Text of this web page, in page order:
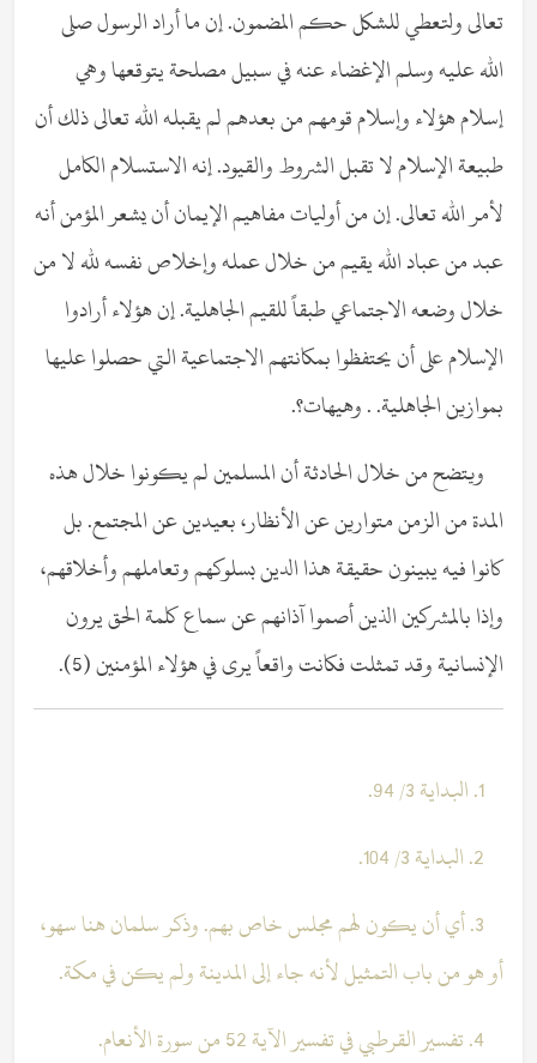
تعالى ولتعطي للشكل حكم المضمون. إن ما أراد الرسول صلى
الله عليه وسلم الإغضاء عنه في سبيل مصلحة يتوقعها وهي
إسلام هؤلاء وإسلام قومهم من بعدهم لم يقبله الله تعالى ذلك أن
طبيعة الإسلام لا تقبل الشروط والقيود. إنه الاستسلام الكامل
لأمر الله تعالى. إن من أوليات مفاهيم الإيمان أن يشعر المؤمن أنه
عبد من عباد الله يقيم من خلال عمله وإخلاص نفسه لله لا من
خلال وضعه الاجتماعي طبقاً للقيم الجاهلية. إن هؤلاء أرادوا
الإسلام على أن يحتفظوا بمكانتهم الاجتماعية التي حصلوا عليها
بموازين الجاهلية. . وهيهات؟.
ويتضح من خلال الحادثة أن المسلمين لم يكونوا خلال هذه
المدة من الزمن متوارين عن الأنظار، بعيدين عن المجتمع. بل
كانوا فيه يبينون حقيقة هذا الدين بسلوكهم وتعاملهم وأخلاقهم،
وإذا بالمشركين الذين أصموا آذانهم عن سماع كلمة الحق يرون
الإنسانية وقد تمثلت فكانت واقعاً يرى في هؤلاء المؤمنين (5).
1. البداية 3/ 94.
2. البداية 3/ 104.
3. أي أن يكون لهم مجلس خاص بهم. وذكر سلمان هنا سهو،
أو هو من باب التمثيل لأنه جاء إلى المدينة ولم يكن في مكة.
4. تفسير القرطبي في تفسير الآية 52 من سورة الأنعام.